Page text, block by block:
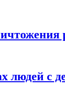
людей с